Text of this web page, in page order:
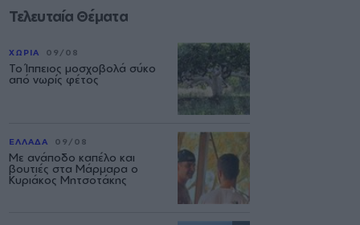
Τελευταία Θέματα
ΧΩΡΙΑ 09/08
Το Ίππειος μοσχοβολά σύκο
από νωρίς φέτος
ΕΛΛΑΔΑ 09/08
Με ανάποδο καπέλο και
βουτιές στα Μάρμαρα ο
Κυριάκος Μητσοτάκης